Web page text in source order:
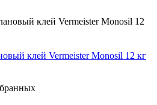
клей Vermeister Monosil 12 кг